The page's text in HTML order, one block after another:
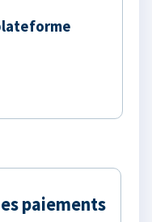
paiements